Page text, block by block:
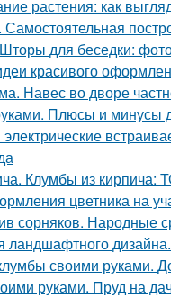
растения: как
для беседки:
красивого
Навес во дворе
Плюсы и минусы
Клумбы из
цветника на
сорняков. Народные
ландшафтного
своими руками.
руками. Пруд на